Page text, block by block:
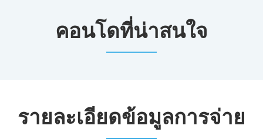
คอนโดที่น่าสนใจ
รายละเอียดข้อมูลการจ่าย